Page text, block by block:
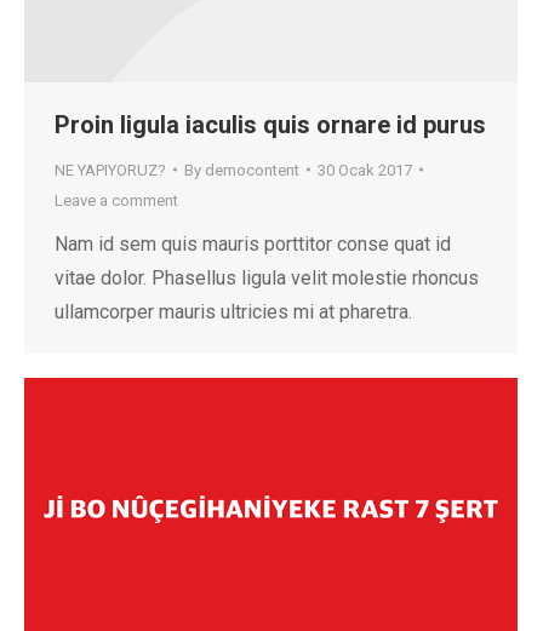
Proin ligula iaculis quis ornare id purus
NE YAPIYORUZ? By democontent
30 Ocak 2017
Leave a comment
Nam id sem quis mauris porttitor conse quat id
vitae dolor. Phasellus ligula velit molestie rhoncus
ullamcorper mauris ultricies mi at pharetra.